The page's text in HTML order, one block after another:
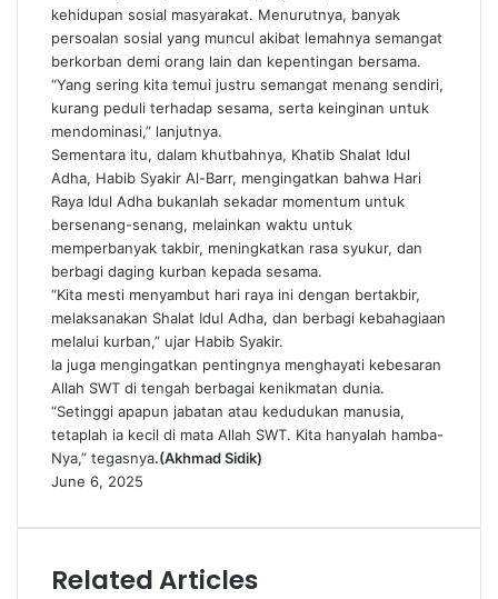
kehidupan sosial masyarakat. Menurutnya, banyak
persoalan sosial yang muncul akibat lemahnya semangat
berkorban demi orang lain dan kepentingan bersama.
“Yang sering kita temui justru semangat menang sendiri,
kurang peduli terhadap sesama, serta keinginan untuk
mendominasi,” lanjutnya.
Sementara itu, dalam khutbahnya, Khatib Shalat Idul
Adha, Habib Syakir Al-Barr, mengingatkan bahwa Hari
Raya Idul Adha bukanlah sekadar momentum untuk
bersenang-senang, melainkan waktu untuk
memperbanyak takbir, meningkatkan rasa syukur, dan
berbagi daging kurban kepada sesama.
“Kita mesti menyambut hari raya ini dengan bertakbir,
melaksanakan Shalat Idul Adha, dan berbagi kebahagiaan
melalui kurban,” ujar Habib Syakir.
Ia juga mengingatkan pentingnya menghayati kebesaran
Allah SWT di tengah berbagai kenikmatan dunia.
“Setinggi apapun jabatan atau kedudukan manusia,
tetaplah ia kecil di mata Allah SWT. Kita hanyalah hamba-
Nya,” tegasnya.(Akhmad Sidik)
June 6, 2025
Related Articles